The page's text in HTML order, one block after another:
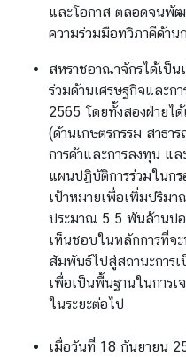
ม
สั
ม
พั
น
ท
ย
อ
ร์
ล
และโอกาส ตลอดจนพัฒ
ความร่วมมือทวิภาคีด้าน
สหราชอาณาจักรได้เป็น
ร่วมด้านเศรษฐกิจและก
2565 โดยทั้งสองฝ่ายไ
(ด้านเกษตรกรรม สาธา
การค้าและการลงทุน แล
แผนปฏิบัติการร่วมในก
เป้าหมายเพื่อเพิ่มปริม
ประมาณ 5.5 พันล้านป
เห็นชอบในหลักการที่จะ
สัมพันธ์ไปสู่สถานะการ
เพื่อเป็นพื้นฐานในการเ
ในระยะต่อไป
เมื่อวันที่ 18 กันยายน